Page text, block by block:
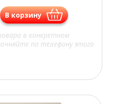
В корзину
в конкретном
по телефону этого